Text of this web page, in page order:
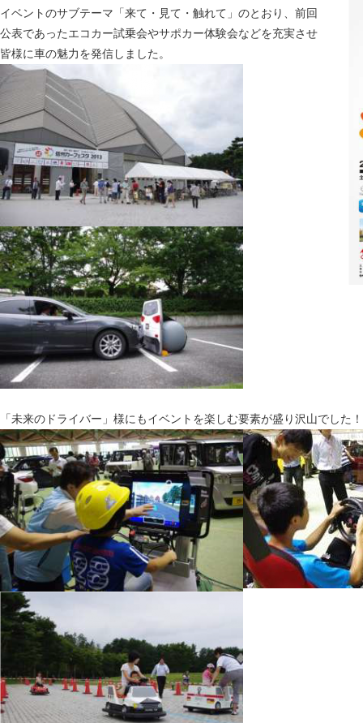
イベントのサブテーマ「来て・見て・触れて」のとおり、前回
公表であったエコカー試乗会やサポカー体験会などを充実させ
皆様に車の魅力を発信しました。
「未来のドライバー」様にもイベントを楽しむ要素が盛り沢山でした！